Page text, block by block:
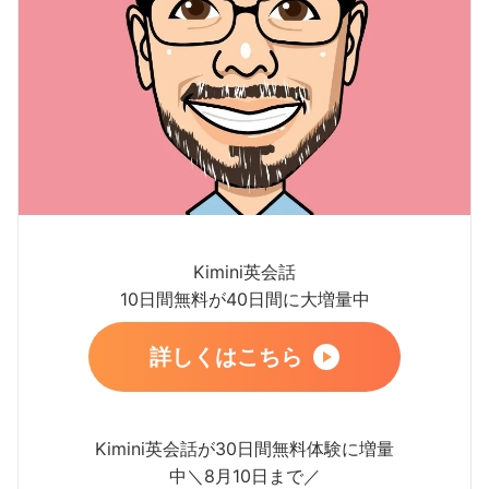
Kimini英会話
10日間無料が40日間に大増量中
詳しくはこちら
Kimini英会話が30日間無料体験に増量
中＼8月10日まで／